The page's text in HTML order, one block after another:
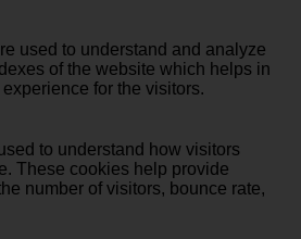
used to understand and analyze
of the website which helps in
for the visitors.
to understand how visitors
These cookies help provide
number of visitors, bounce rate,